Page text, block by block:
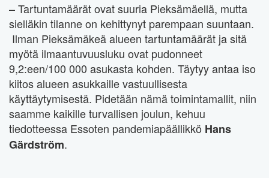
– Tartuntamäärät ovat suuria Pieksämäellä, mutta
sielläkin tilanne on kehittynyt parempaan suuntaan.
Ilman Pieksämäkeä alueen tartuntamäärät ja sitä
myötä ilmaantuvuusluku ovat pudonneet
9,2:een/100 000 asukasta kohden. Täytyy antaa iso
kiitos alueen asukkaille vastuullisesta
käyttäytymisestä. Pidetään nämä toimintamallit, niin
saamme kaikille turvallisen joulun, kehuu
tiedotteessa Essoten pandemiapäällikkö Hans
Gärdström.